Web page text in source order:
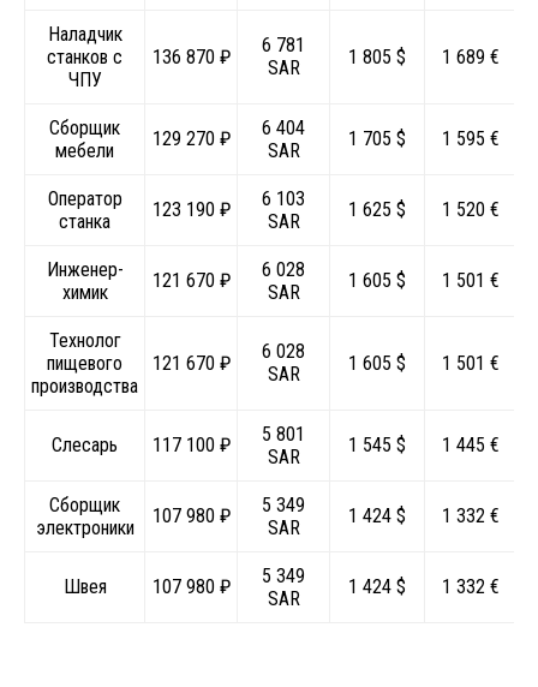
Наладчик
станков с
ЧПУ
136 870 ₽
6 781
SAR
1 805 $ 1 689 €
Сборщик
мебели
129 270 ₽
6 404
SAR
1 705 $ 1 595 €
Оператор
станка
123 190 ₽
6 103
SAR
1 625 $ 1 520 €
Инженер-
химик
121 670 ₽
6 028
SAR
1 605 $ 1 501 €
Технолог
пищевого
производства
121 670 ₽
6 028
SAR
1 605 $ 1 501 €
Слесарь 117 100 ₽
5 801
SAR
1 545 $ 1 445 €
Сборщик
электроники
107 980 ₽
5 349
SAR
1 424 $ 1 332 €
Швея 107 980 ₽
5 349
SAR
1 424 $ 1 332 €